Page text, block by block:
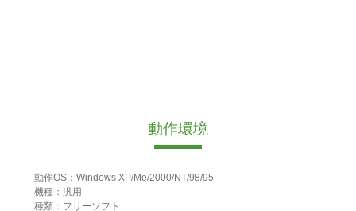
動作環境
動作OS：Windows XP/Me/2000/NT/98/95
機種：汎用
種類：フリーソフト